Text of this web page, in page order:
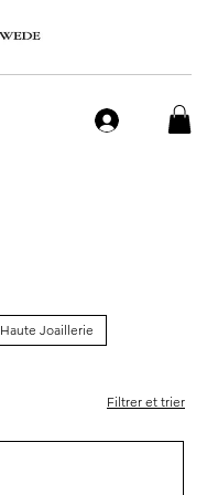
Haute Joaillerie
Filtrer et trier